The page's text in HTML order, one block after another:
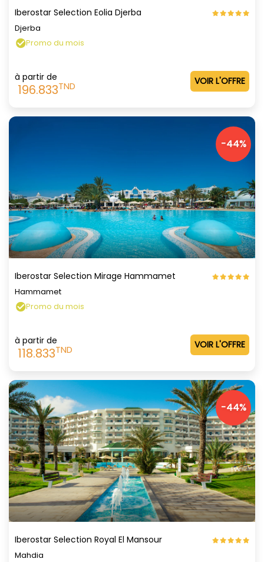
Iberostar Selection Eolia Djerba
Djerba
Promo du mois
à partir de
196.833TND VOIR L'OFFRE
-44%
Iberostar Selection Mirage Hammamet
Hammamet
Promo du mois
à partir de
118.833TND VOIR L'OFFRE
-44%
Iberostar Selection Royal El Mansour
Mahdia